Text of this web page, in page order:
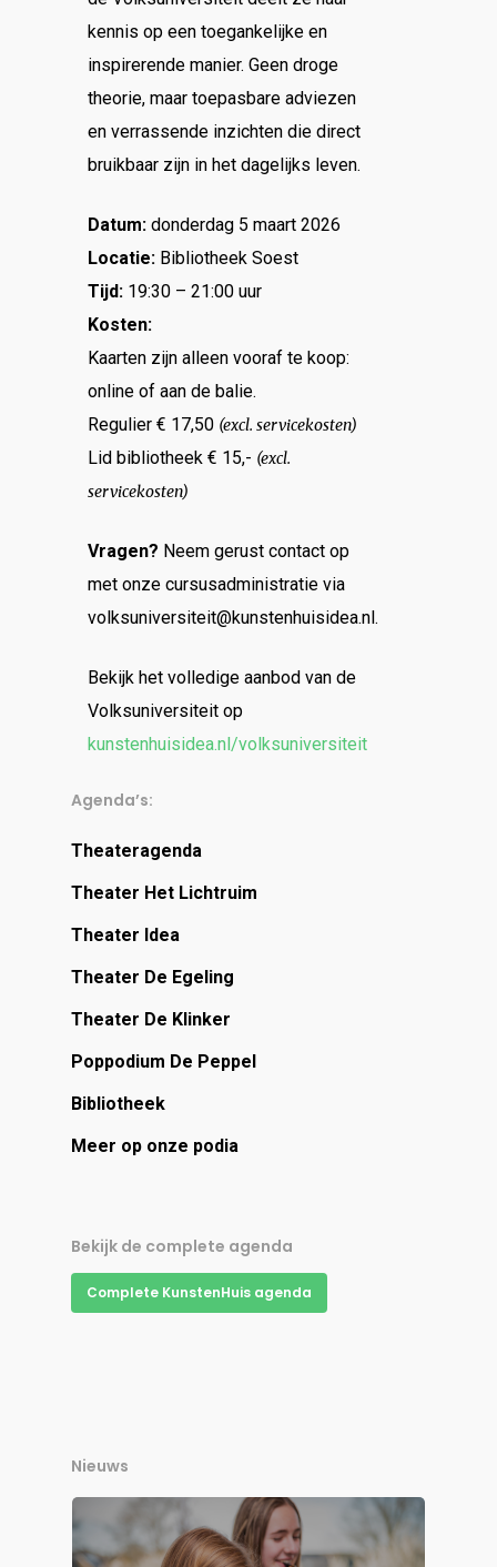
kennis op een toegankelijke en
inspirerende manier. Geen droge
theorie, maar toepasbare adviezen
en verrassende inzichten die direct
bruikbaar zijn in het dagelijks leven.
Datum: donderdag 5 maart 2026
Locatie: Bibliotheek Soest
Tijd: 19:30 – 21:00 uur
Kosten:
Kaarten zijn alleen vooraf te koop:
online of aan de balie.
Regulier € 17,50 (excl. servicekosten)
Lid bibliotheek € 15,- (excl.
servicekosten)
Vragen? Neem gerust contact op
met onze cursusadministratie via
volksuniversiteit@kunstenhuisidea.nl.
Bekijk het volledige aanbod van de
Volksuniversiteit op
kunstenhuisidea.nl/volksuniversiteit
Agenda’s:
Theateragenda
Theater Het Lichtruim
Theater Idea
Theater De Egeling
Theater De Klinker
Poppodium De Peppel
Bibliotheek
Meer op onze podia
Bekijk de complete agenda
Complete KunstenHuis agenda
Nieuws